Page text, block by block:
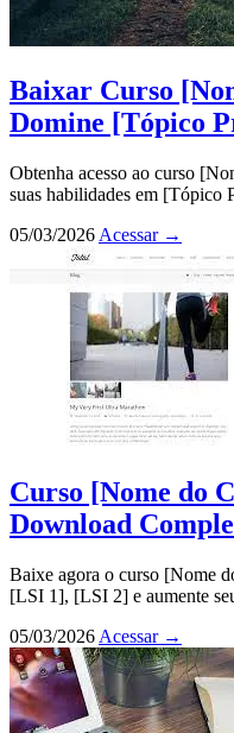
Baixar Curso
Domine [Tópico
Obtenha acesso ao curso
suas habilidades em [Tópico
05/03/2026 Acessar →
Curso [Nome do
Download
Baixe agora o curso [Nome
[LSI 1], [LSI 2] e aumente
05/03/2026 Acessar →